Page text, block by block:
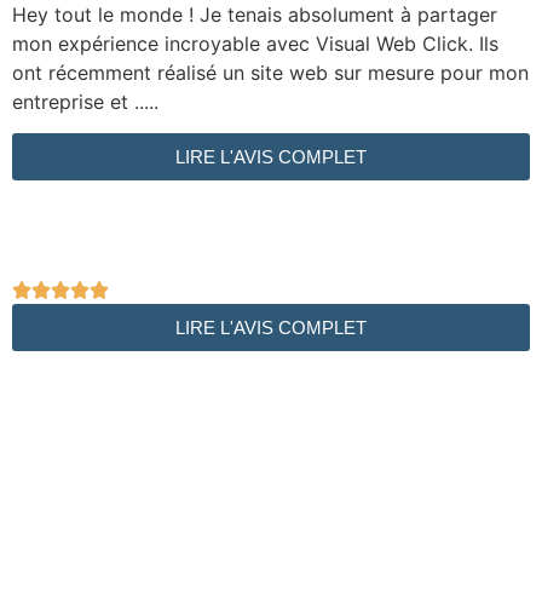
Hey tout le monde ! Je tenais absolument à partager
mon expérience incroyable avec Visual Web Click. Ils
ont récemment réalisé un site web sur mesure pour mon
entreprise et .....
LIRE L'AVIS COMPLET

LIRE L'AVIS COMPLET